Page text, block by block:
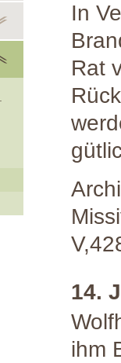
In
Rat
14.
ihm